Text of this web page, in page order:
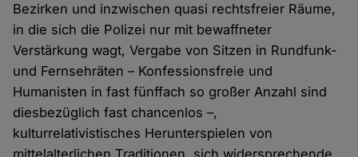
Bezirken und inzwischen quasi rechtsfreier Räume,
in die sich die Polizei nur mit bewaffneter
Verstärkung wagt, Vergabe von Sitzen in Rundfunk-
und Fernsehräten – Konfessionsfreie und
Humanisten in fast fünffach so großer Anzahl sind
diesbezüglich fast chancenlos –,
kulturrelativistisches Herunterspielen von